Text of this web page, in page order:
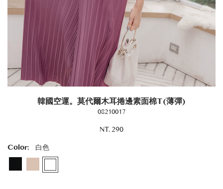
韓國空運。莫代爾木耳捲邊素面棉T(薄彈)
08210017
NT. 290
Color:
白色